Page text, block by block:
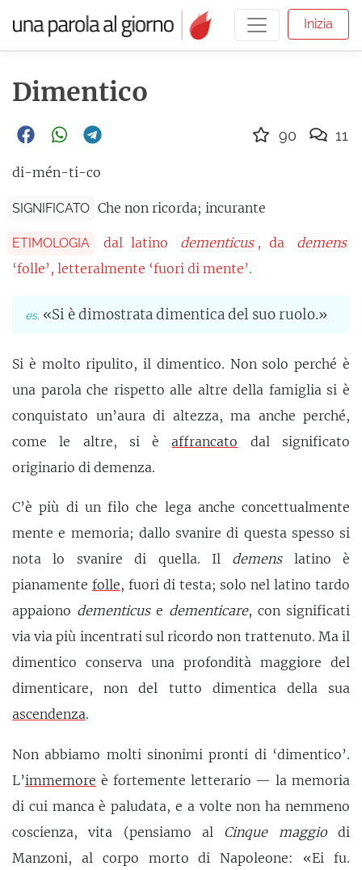
Inizia
Dimentico
di-mén-ti-co
SIGNIFICATO Che non ricorda; incurante
ETIMOLOGIA dal latino dementicus , da
demens
‘folle’, letteralmente ‘fuori di mente’.
«Si è dimostrata dimentica del suo ruolo.»
Si è molto ripulito, il dimentico. Non solo perché è
una parola che rispetto alle altre della famiglia si è
conquistato un’aura di altezza, ma anche perché,
come le altre, si èaffrancato dal significato
originario di demenza.
C’è più di un filo che lega anche concettualmente
mente e memoria; dallo svanire di questa spesso si
nota lo svanire di quella. Il demenslatino è
pianamente folle, fuori di testa; solo nel latino tardo
appaiono dementicuse dementicare, con significati
via via più incentrati sul ricordo non trattenuto. Ma il
dimentico conserva una profondità maggiore del
dimenticare, non del tutto dimentica della sua
ascendenza.
Non abbiamo molti sinonimi pronti di ‘dimentico’.
L’immemore è fortemente letterario — la memoria
di cui manca è paludata, e a volte non ha nemmeno
coscienza, vita (pensiamo al Cinque maggiodi
Manzoni, al corpo morto di Napoleone: «Ei fu.
90 11